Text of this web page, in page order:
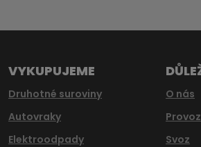
nepodařilo
VYKUPUJEME
Druhotné suroviny
Autovraky
Elektroodpady
O nás
Svoz